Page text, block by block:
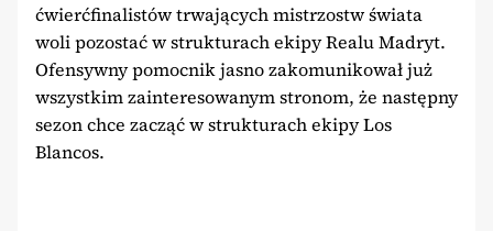
ćwierćfinalistów trwających mistrzostw świata
woli pozostać w strukturach ekipy Realu Madryt.
Ofensywny pomocnik jasno zakomunikował już
wszystkim zainteresowanym stronom, że następny
sezon chce zacząć w strukturach ekipy Los
Blancos.